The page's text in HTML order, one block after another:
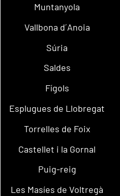
Muntanyola
Vallbona d´Anoia
Súria
Saldes
Fígols
Esplugues de Llobregat
Torrelles de Foix
Castellet i la Gornal
Puig-reig
Les Masíes de Voltregà